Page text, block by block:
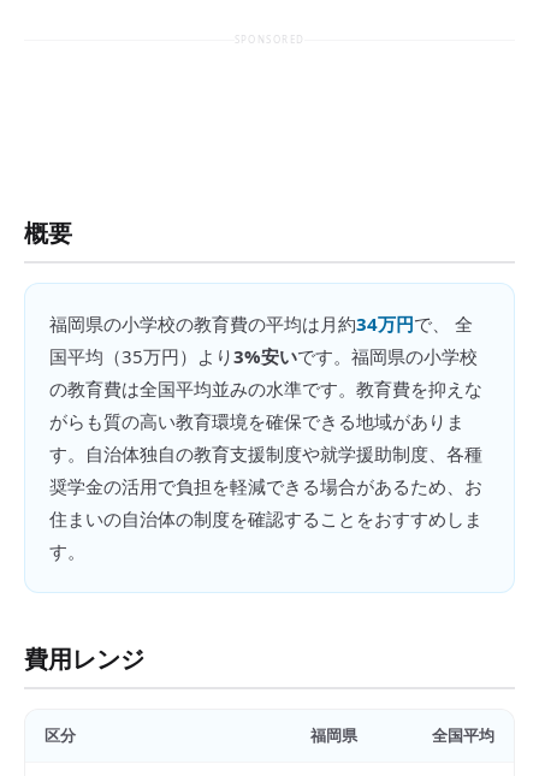
SPONSORED
概要
福岡県の小学校の教育費の平均は月約34万円で、 全
国平均（35万円）より3%安いです。 福岡県の小学校
の教育費は全国平均並みの水準です。教育費を抑えな
がらも質の高い教育環境を確保できる地域がありま
す。自治体独自の教育支援制度や就学援助制度、各種
奨学金の活用で負担を軽減できる場合があるため、お
住まいの自治体の制度を確認することをおすすめしま
す。
費用レンジ
区分 福岡県 全国平均